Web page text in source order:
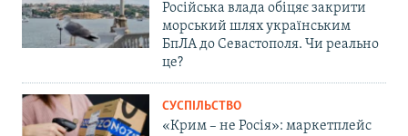
Російська влада обіцяє закрити
морський шлях українським
БпЛА до Севастополя. Чи реально
це?
СУСПІЛЬСТВО
«Крим – не Росія»: маркетплейс